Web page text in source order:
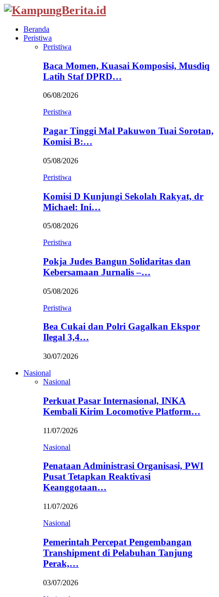
Beranda
Peristiwa
Peristiwa
Baca Momen, Kuasai Komposisi, Musdiq
Latih Staf DPRD…
06/08/2026
Peristiwa
Pagar Tinggi Mal Pakuwon Tuai Sorotan,
Komisi B:…
05/08/2026
Peristiwa
Komisi D Kunjungi Sekolah Rakyat, dr
Michael: Ini…
05/08/2026
Peristiwa
Pokja Judes Bangun Solidaritas dan
Kebersamaan Jurnalis –…
05/08/2026
Peristiwa
Bea Cukai dan Polri Gagalkan Ekspor
Ilegal 3,4…
30/07/2026
Nasional
Nasional
Perkuat Pasar Internasional, INKA
Kembali Kirim Locomotive Platform…
11/07/2026
Nasional
Penataan Administrasi Organisasi, PWI
Pusat Tetapkan Reaktivasi
Keanggotaan…
11/07/2026
Nasional
Pemerintah Percepat Pengembangan
Transhipment di Pelabuhan Tanjung
Perak,…
03/07/2026